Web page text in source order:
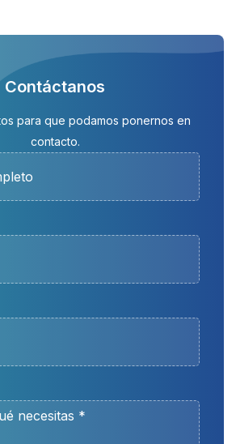
Contáctanos
para que podamos ponernos en
contacto.